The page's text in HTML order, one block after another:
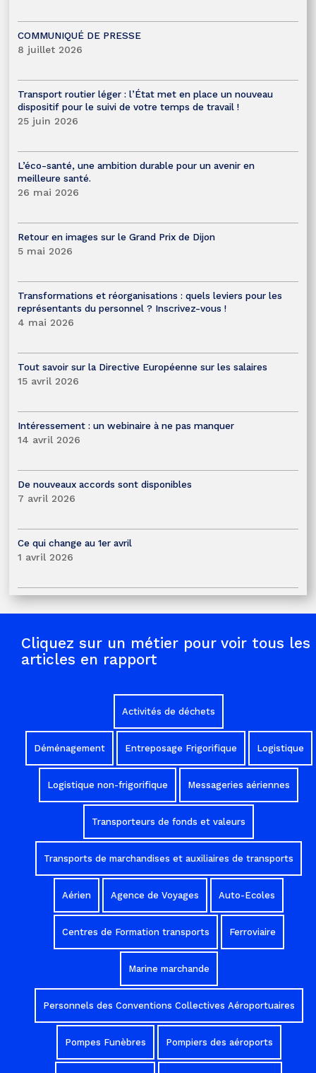
COMMUNIQUÉ DE PRESSE
8 juillet 2026
Transport routier léger : l’État met en place un nouveau
dispositif pour le suivi de votre temps de travail !
25 juin 2026
L’éco-santé, une ambition durable pour un avenir en
meilleure santé.
26 mai 2026
Retour en images sur le Grand Prix de Dijon
5 mai 2026
Transformations et réorganisations : quels leviers pour les
représentants du personnel ? Inscrivez-vous !
4 mai 2026
Tout savoir sur la Directive Européenne sur les salaires
15 avril 2026
Intéressement : un webinaire à ne pas manquer
14 avril 2026
De nouveaux accords sont disponibles
7 avril 2026
Ce qui change au 1er avril
1 avril 2026
Cliquez sur un métier pour voir tous les
articles en rapport
Activités de déchets
Déménagement Entreposage Frigorifique Logistique
Logistique non-frigorifique Messageries aériennes
Transporteurs de fonds et valeurs
Transports de marchandises et auxiliaires de transports
Aérien Agence de Voyages Auto-Ecoles
Centres de Formation transports Ferroviaire
Marine marchande
Personnels des Conventions Collectives Aéroportuaires
Pompes Funèbres Pompiers des aéroports